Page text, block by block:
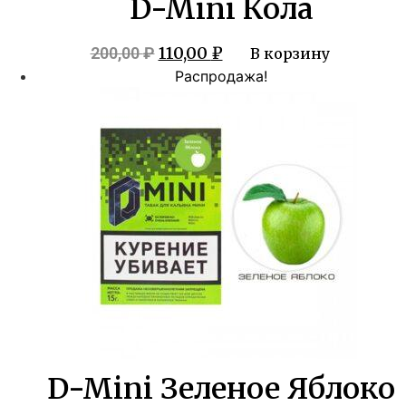
D-Mini Кола
200,00₽ Первоначальная
цена
200,00 ₽.
110,00 ₽Текущая
цена:
В корзину
Распродажа!
D-Mini Зеленое Яблоко